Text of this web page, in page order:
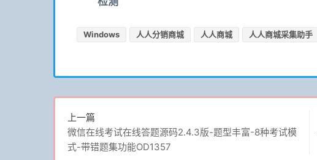
Windows 人人分销商城 人人商城 人人商城采集助手
上一篇
微信在线考试在线答题源码2.4.3版-题型丰富-8种考试模
式-带错题集功能OD1357